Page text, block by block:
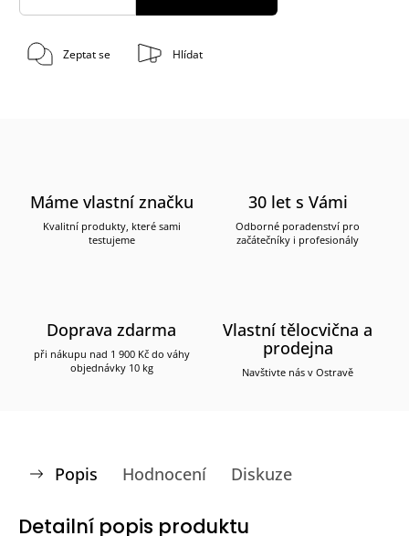
Zeptat se Hlídat
Máme vlastní značku
Kvalitní produkty, které sami
testujeme
30 let s Vámi
Odborné poradenství pro
začátečníky i profesionály
Doprava zdarma
při nákupu nad 1 900 Kč do váhy
objednávky 10 kg
Vlastní tělocvična a
prodejna
Navštivte nás v Ostravě
Popis Hodnocení Diskuze
Detailní popis produktu